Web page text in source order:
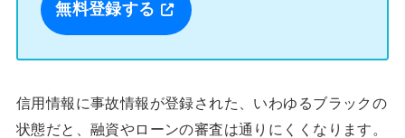
無料登録する
信用情報に事故情報が登録された、いわゆるブラックの
状態だと、融資やローンの審査は通りにくくなります。